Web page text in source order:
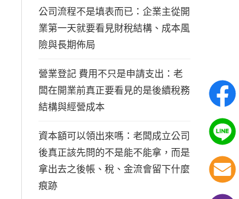
公司流程不是填表而已：企業主從開
業第一天就要看見財稅結構、成本風
險與長期佈局
營業登記 費用不只是申請支出：老
闆在開業前真正要看見的是後續稅務
結構與經營成本
資本額可以領出來嗎：老闆成立公司
後真正該先問的不是能不能拿，而是
拿出去之後帳、稅、金流會留下什麼
痕跡